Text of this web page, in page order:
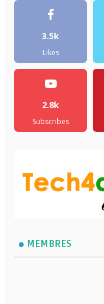
3.5k
Likes
2.8k
Subscribes
MEMBRES